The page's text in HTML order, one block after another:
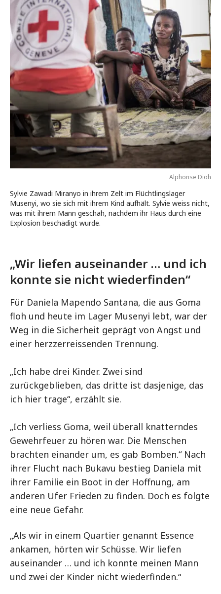
Alphonse Dioh
Sylvie Zawadi Miranyo in ihrem Zelt im Flüchtlingslager
Musenyi, wo sie sich mit ihrem Kind aufhält. Sylvie weiss nicht,
was mit ihrem Mann geschah, nachdem ihr Haus durch eine
Explosion beschädigt wurde.
„Wir liefen auseinander … und ich
konnte sie nicht wiederfinden“
Für Daniela Mapendo Santana, die aus Goma
floh und heute im Lager Musenyi lebt, war der
Weg in die Sicherheit geprägt von Angst und
einer herzzerreissenden Trennung.
„Ich habe drei Kinder. Zwei sind
zurückgeblieben, das dritte ist dasjenige, das
ich hier trage“, erzählt sie.
„Ich verliess Goma, weil überall knatterndes
Gewehrfeuer zu hören war. Die Menschen
brachten einander um, es gab Bomben.“ Nach
ihrer Flucht nach Bukavu bestieg Daniela mit
ihrer Familie ein Boot in der Hoffnung, am
anderen Ufer Frieden zu finden. Doch es folgte
eine neue Gefahr.
„Als wir in einem Quartier genannt Essence
ankamen, hörten wir Schüsse. Wir liefen
auseinander … und ich konnte meinen Mann
und zwei der Kinder nicht wiederfinden.“